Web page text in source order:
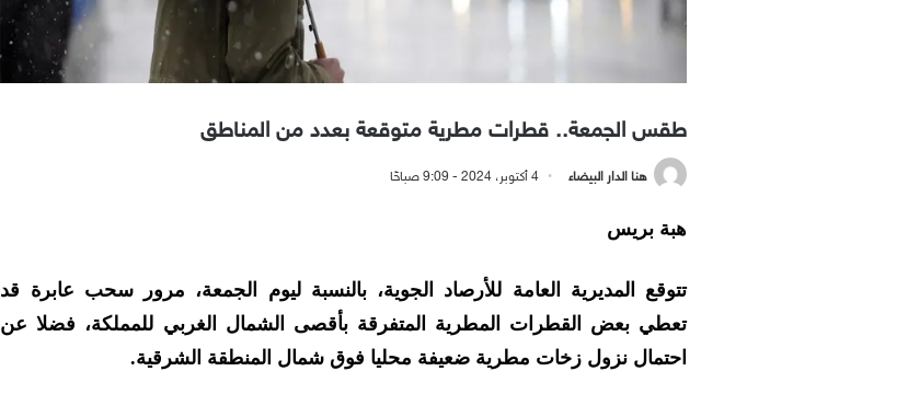
طقس الجمعة.. قطرات مطرية متوقعة بعدد من المناطق
هنا الدار البيضاء 4 أكتوبر، 2024 - 9:09 صباحًا
هبة بريس
تتوقع المديرية العامة للأرصاد الجوية، بالنسبة ليوم الجمعة، مرور سحب عابرة قد
تعطي بعض القطرات المطرية المتفرقة بأقصى الشمال الغربي للمملكة، فضلا عن
احتمال نزول زخات مطرية ضعيفة محليا فوق شمال المنطقة الشرقية.